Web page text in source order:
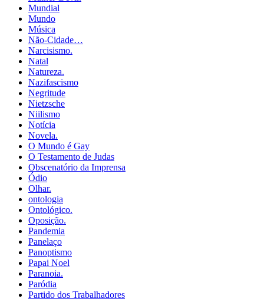
Mundial
Mundo
Música
Não-Cidade…
Narcisismo.
Natal
Natureza.
Nazifascismo
Negritude
Nietzsche
Niilismo
Notícia
Novela.
O Mundo é Gay
O Testamento de Judas
Obscenatório da Imprensa
Ódio
Olhar.
ontologia
Ontológico.
Oposição.
Pandemia
Panelaço
Panoptismo
Papai Noel
Paranoia.
Paródia
Partido dos Trabalhadores